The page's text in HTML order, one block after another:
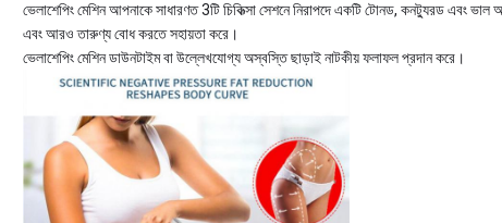
ভেলাশেপিং মেশিন আপনাকে সাধারণত 3টি চিকিত্সা সেশনে নিরাপদে একটি টোনড, কনট্যুরড এবং
এবং আরও তারুণ্য বোধ করতে সহায়তা করে।
ভেলাশেপিং মেশিন ডাউনটাইম বা উল্লেখযোগ্য অস্বস্তি ছাড়াই নাটকীয় ফলাফল প্রদান করে।